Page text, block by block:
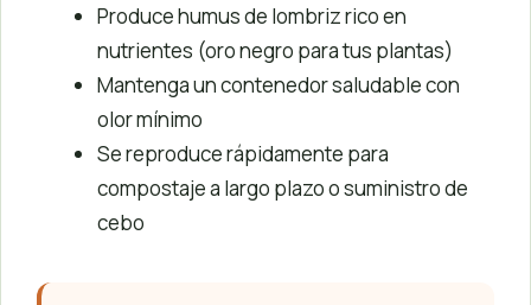
Produce humus de lombriz rico en
nutrientes (oro negro para tus plantas)
Mantenga un contenedor saludable con
olor mínimo
Se reproduce rápidamente para
compostaje a largo plazo o suministro de
cebo